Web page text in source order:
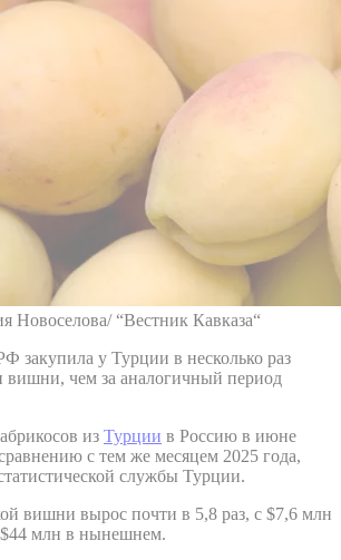
Новоселова/ “Вестник Кавказа“
закупила у Турции в несколько раз
вишни, чем за аналогичный период
из Турции в Россию в июне
с тем же месяцем 2025 года,
службы Турции.
вишни вырос почти в 5,8 раз, с $7,6 млн
млн в нынешнем.